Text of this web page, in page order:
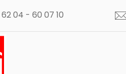
04 - 60 07 10